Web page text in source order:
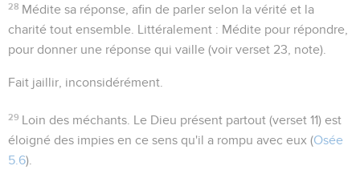
28 Médite sa réponse , afin de parler selon la vérité et la
charité tout ensemble. Littéralement : Médite pour répondre
pour donner une réponse qui vaille (voir verset 23, note).
Fait jaillir , inconsidérément.
29 Loin des méchants . Le Dieu présent partout (verset 11) est
éloigné des impies en ce sens qu'il a rompu avec eux (Osée
5.6).